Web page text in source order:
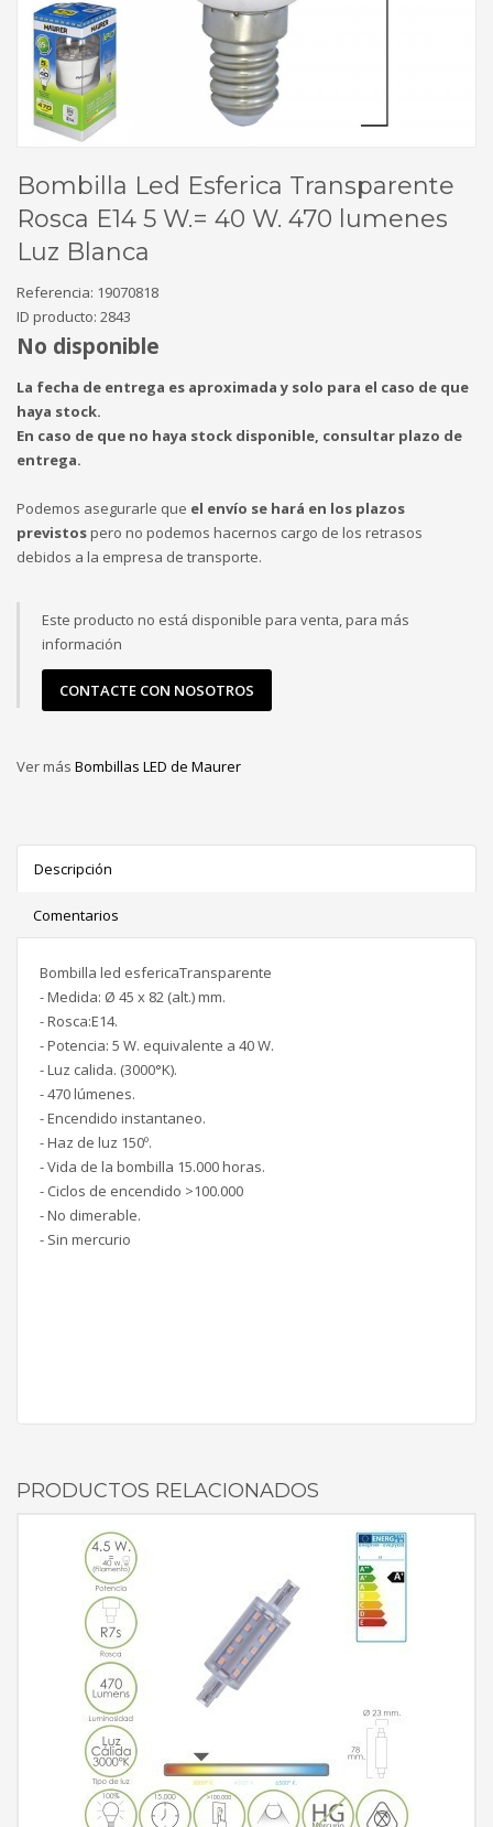
Bombilla Led Esferica Transparente
Rosca E14 5 W.= 40 W. 470 lumenes
Luz Blanca
Referencia: 19070818
ID producto: 2843
No disponible
La fecha de entrega es aproximada y solo para el caso de que
haya stock.
En caso de que no haya stock disponible, consultar plazo de
entrega.
Podemos asegurarle que el envío se hará en los plazos
previstospero no podemos hacernos cargo de los retrasos
debidos a la empresa de transporte.
Este producto no está disponible para venta, para más
información
CONTACTE CON NOSOTROS
Ver más Bombillas LED de Maurer
Descripción
Comentarios
Bombilla led esfericaTransparente
- Medida: Ø 45 x 82 (alt.) mm.
- Rosca:E14.
- Potencia: 5 W. equivalente a 40 W.
- Luz calida. (3000°K).
- 470 lúmenes.
- Encendido instantaneo.
- Haz de luz 150º.
- Vida de la bombilla 15.000 horas.
- Ciclos de encendido >100.000
- No dimerable.
- Sin mercurio
PRODUCTOS RELACIONADOS